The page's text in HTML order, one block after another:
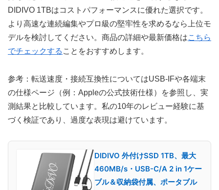
DIDIVO 1TBはコストパフォーマンスに優れた選択です。
より高速な連続編集やプロ級の堅牢性を求めるなら上位モ
デルを検討してください。商品の詳細や最新価格はこちら
でチェックする ことをおすすめします。
参考：転送速度・接続互換性についてはUSB-IFや各端末
の仕様ページ（例：Appleの公式技術仕様）を参照し、実
測結果と比較しています。私の10年のレビュー経験に基
づく検証であり、過度な表現は避けています。
DIDIVO 外付けSSD 1TB、最大
460MB/s・USB-C/A 2 in 1ケー
ブル＆収納袋付属、ポータブル